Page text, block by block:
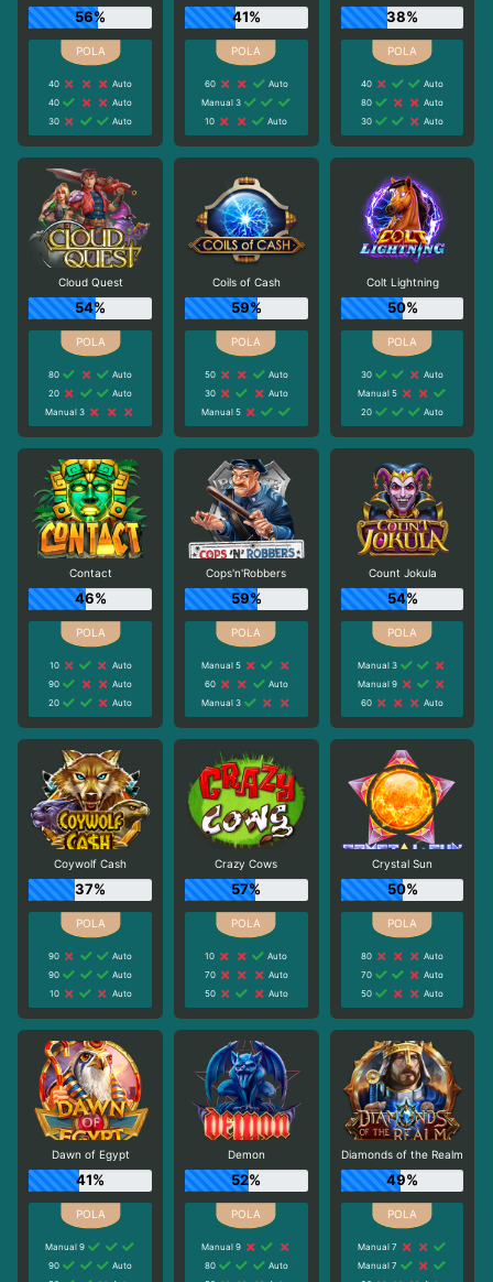
56%
40
Auto
40
Auto
30
Auto
41%
60
Auto
Manual 3
10
Auto
38%
40
Auto
80
Auto
30
Auto
Cloud Quest
54%
80
Auto
20
Auto
Manual 3
Coils of Cash
59%
50
Auto
30
Auto
Manual 5
Colt Lightning
50%
30
Auto
Manual 5
20
Auto
Contact
46%
10
Auto
90
Auto
20
Auto
Cops'n'Robbers
59%
Manual 5
60
Auto
Manual 3
Count Jokula
54%
Manual 3
Manual 9
60
Auto
Coywolf Cash
37%
90
Auto
90
Auto
10
Auto
Crazy Cows
57%
10
Auto
70
Auto
50
Auto
Crystal Sun
50%
80
Auto
70
Auto
50
Auto
Dawn of Egypt
41%
Manual 9
90
Auto
Demon
52%
Manual 9
80
Auto
Diamonds of the Realm
49%
Manual 7
Manual 7